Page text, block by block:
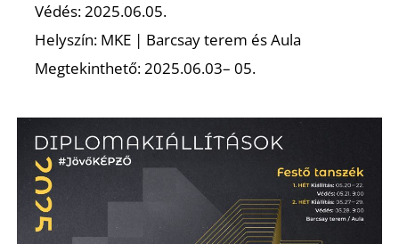
Védés: 2025.06.05.
Helyszín: MKE | Barcsay terem és Aula
Megtekinthető: 2025.06.03– 05.